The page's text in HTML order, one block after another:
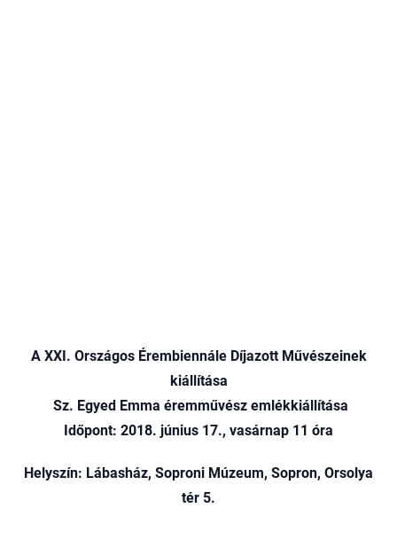
A XXI. Országos Érembiennále Díjazott Művészeinek
kiállítása
Sz. Egyed Emma éremművész emlékkiállítása
Időpont: 2018. június 17., vasárnap 11 óra
Helyszín: Lábasház, Soproni Múzeum, Sopron, Orsolya
tér 5.